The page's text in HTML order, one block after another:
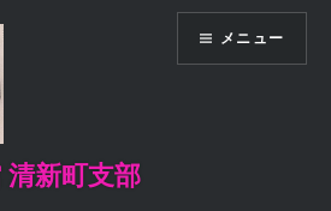
新町支部
メニュー